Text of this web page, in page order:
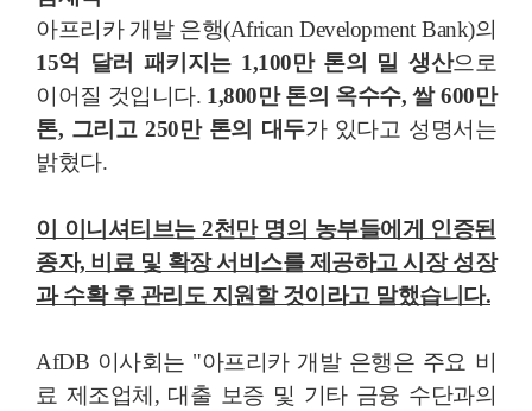
아프리카 개발 은행(African Development Bank)의
15억 달러 패키지는 1,100만 톤의 밀 생산으로
이어질 것입니다. 1,800만 톤의 옥수수, 쌀 600만
톤, 그리고 250만 톤의 대두가 있다고 성명서는
밝혔다.
이 이니셔티브는 2천만 명의 농부들에게 인증된
종자, 비료 및 확장 서비스를 제공하고 시장 성장
과 수확 후 관리도 지원할 것이라고 말했습니다.
AfDB 이사회는 "아프리카 개발 은행은 주요 비
료 제조업체, 대출 보증 및 기타 금융 수단과의